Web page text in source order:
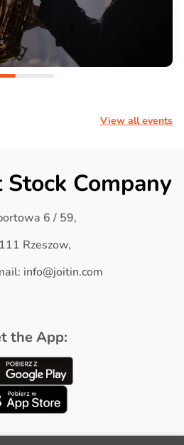
View all events
Stock Company
6 / 59,
Rzeszow,
info@joitin.com
the App: